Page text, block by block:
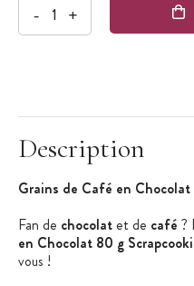
- +
Description
Grains de Café en
Fan de chocolat et de café ?
en Chocolat 80 g
vous !